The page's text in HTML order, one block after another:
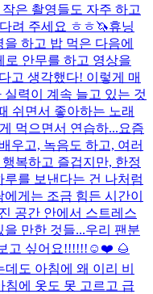
은 촬영들도 자주 하고
려 주세요 ㅎㅎ🦄휴닝
하고 밥 먹은 다음에
안무를 하고 영상을
고 생각했다! 이렇게 매
력이 계속 늘고 있는 것
쉬면서 좋아하는 노래
먹으면서 연습하...요즘
우고, 녹음도 하고, 여러
복하고 즐겁지만, 한정
를 보낸다는 건 나처럼
게는 조금 힘든 시간이
공간 안에서 스트레스
을 만한 것들...우리 팬분
보고 싶어요!!!!!!☺️❤️ 🌰
도 아침에 왜 이리 비
에 옷도 못 고르고 급